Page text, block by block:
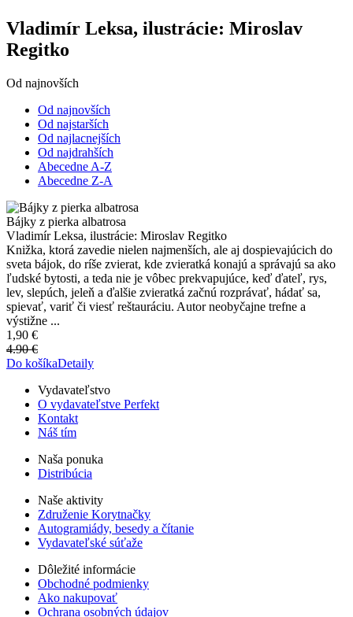
Vladimír Leksa, ilustrácie: Miroslav
Regitko
Od najnovších
Od najnovších
Od najstarších
Od najlacnejších
Od najdrahších
Abecedne A-Z
Abecedne Z-A
Bájky z pierka albatrosa
Vladimír Leksa, ilustrácie: Miroslav Regitko
Knižka, ktorá zavedie nielen najmenších, ale aj dospievajúcich do
sveta bájok, do ríše zvierat, kde zvieratká konajú a správajú sa ako
ľudské bytosti, a teda nie je vôbec prekvapujúce, keď ďateľ, rys,
lev, slepúch, jeleň a ďalšie zvieratká začnú rozprávať, hádať sa,
spievať, variť či viesť reštauráciu. Autor neobyčajne trefne a
výstižne ...
1,90 €
4.90 €
Do košíkaDetaily
Vydavateľstvo
O vydavateľstve Perfekt
Kontakt
Náš tím
Naša ponuka
Distribúcia
Naše aktivity
Združenie Korytnačky
Autogramiády, besedy a čítanie
Vydavateľské súťaže
Dôležité informácie
Obchodné podmienky
Ako nakupovať
Ochrana osobných údajov